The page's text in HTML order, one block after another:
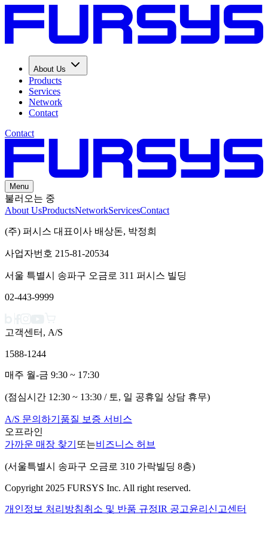
About Us
Products
Services
Network
Contact
Contact
Menu
불러오는 중
About UsProductsNetworkServicesContact
(주) 퍼시스 대표이사 배상돈, 박정희
사업자번호 215-81-20534
서울 특별시 송파구 오금로 311 퍼시스 빌딩
02-443-9999
고객센터, A/S
1588-1244
매주 월-금 9:30 ~ 17:30
(점심시간 12:30 ~ 13:30 / 토, 일 공휴일 상담 휴무)
A/S 문의하기 품질 보증 서비스
오프라인
가까운 매장 찾기 또는비즈니스 허브
(서울특별시 송파구 오금로 310 가락빌딩 8층)
Copyright 2025 FURSYS Inc. All right reserved.
개인정보 처리방침취소 및 반품 규정IR 공고윤리신고센터